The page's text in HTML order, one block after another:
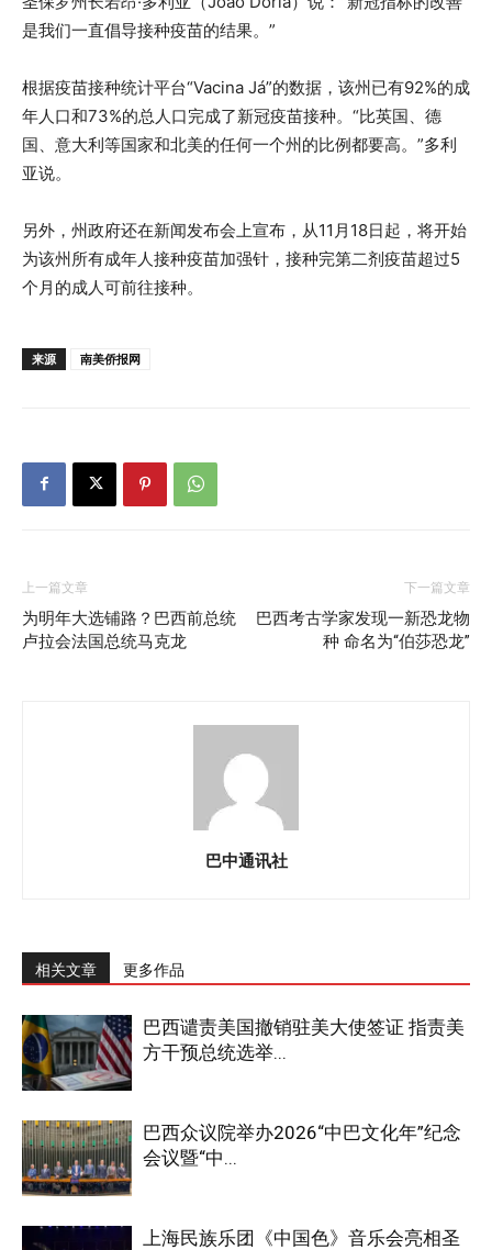
是我们一直倡导接种疫苗的结果。”
根据疫苗接种统计平台“Vacina Já”的数据，该州已有92%的成
年人口和73%的总人口完成了新冠疫苗接种。“比英国、德
国、意大利等国家和北美的任何一个州的比例都要高。”多利
亚说。
另外，州政府还在新闻发布会上宣布，从11月18日起，将开始
为该州所有成年人接种疫苗加强针，接种完第二剂疫苗超过5
个月的成人可前往接种。
来源 南美侨报网
上一篇文章
为明年大选铺路？巴西前总统
卢拉会法国总统马克龙
下一篇文章
巴西考古学家发现一新恐龙物
种 命名为“伯莎恐龙”
巴中通讯社
相关文章 更多作品
巴西谴责美国撤销驻美大使签证 指责美
方干预总统选举...
巴西众议院举办2026“中巴文化年”纪念
会议暨“中...
上海民族乐团《中国色》音乐会亮相圣